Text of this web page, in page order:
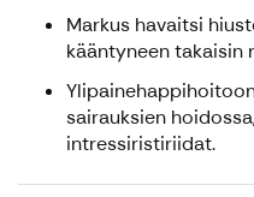
Markus havaitsi
kääntyneen takaisin
sairauksien
intressiristiriidat.